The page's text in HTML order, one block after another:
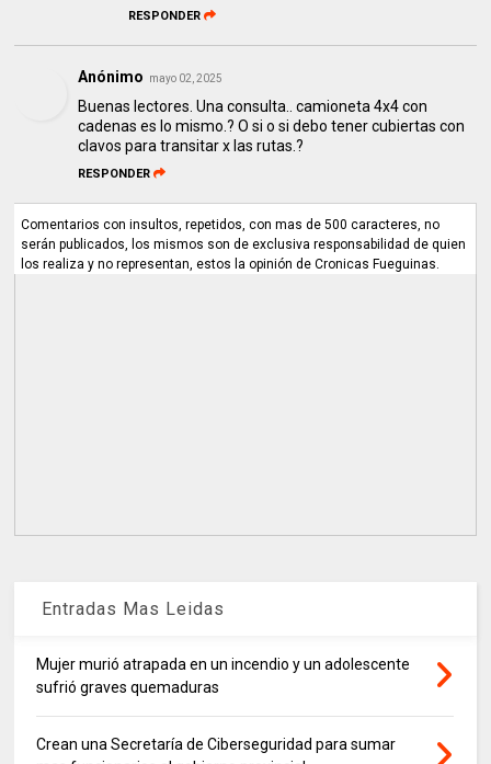
RESPONDER
Anónimo mayo 02, 2025
Buenas lectores. Una consulta.. camioneta 4x4 con
cadenas es lo mismo.? O si o si debo tener cubiertas con
clavos para transitar x las rutas.?
RESPONDER
Comentarios con insultos, repetidos, con mas de 500 caracteres, no
serán publicados, los mismos son de exclusiva responsabilidad de quien
los realiza y no representan, estos la opinión de Cronicas Fueguinas.
Entradas Mas Leidas
Mujer murió atrapada en un incendio y un adolescente
sufrió graves quemaduras
Crean una Secretaría de Ciberseguridad para sumar